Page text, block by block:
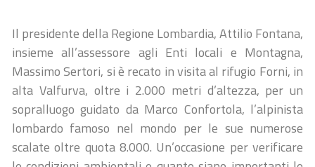
Il presidente della Regione Lombardia, Attilio Fontana,
insieme all’assessore agli Enti locali e Montagna,
Massimo Sertori, si è recato in visita al rifugio Forni, in
alta Valfurva, oltre i 2.000 metri d’altezza, per un
sopralluogo guidato da Marco Confortola, l’alpinista
lombardo famoso nel mondo per le sue numerose
scalate oltre quota 8.000. Un’occasione per verificare